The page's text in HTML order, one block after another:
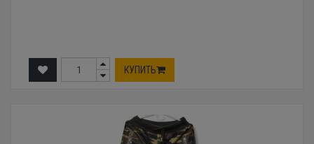
КУПИТЬ